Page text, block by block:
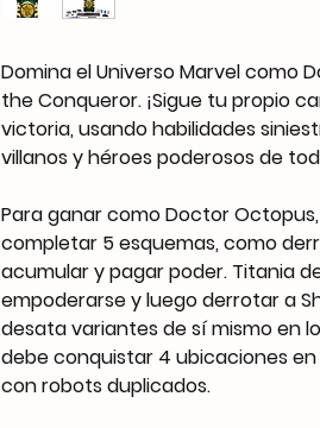
Domina el Universo Marvel como
the Conqueror. ¡Sigue tu propio
victoria, usando habilidades
villanos y héroes poderosos de
Para ganar como Doctor
completar 5 esquemas, como
acumular y pagar poder. Titania
empoderarse y luego derrotar a
desata variantes de sí mismo en
debe conquistar 4 ubicaciones
con robots duplicados.